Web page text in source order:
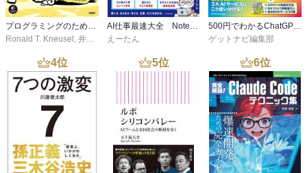
プログラミングのための数学大全
Ronald T. Kneusel , 井上卓馬 , 金井哲夫
AI仕事最速大全 NotebookLM即戦力スキル
えーたん
500円でわかるChatGPT・Gemini・Copilot
ゲットナビ編集部
4位 5位 6位